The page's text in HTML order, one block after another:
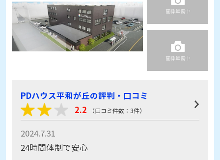
PDハウス平和が丘の評判・口コミ
2.2
（口コミ件数：3件）
2024.7.31
24時間体制で安心